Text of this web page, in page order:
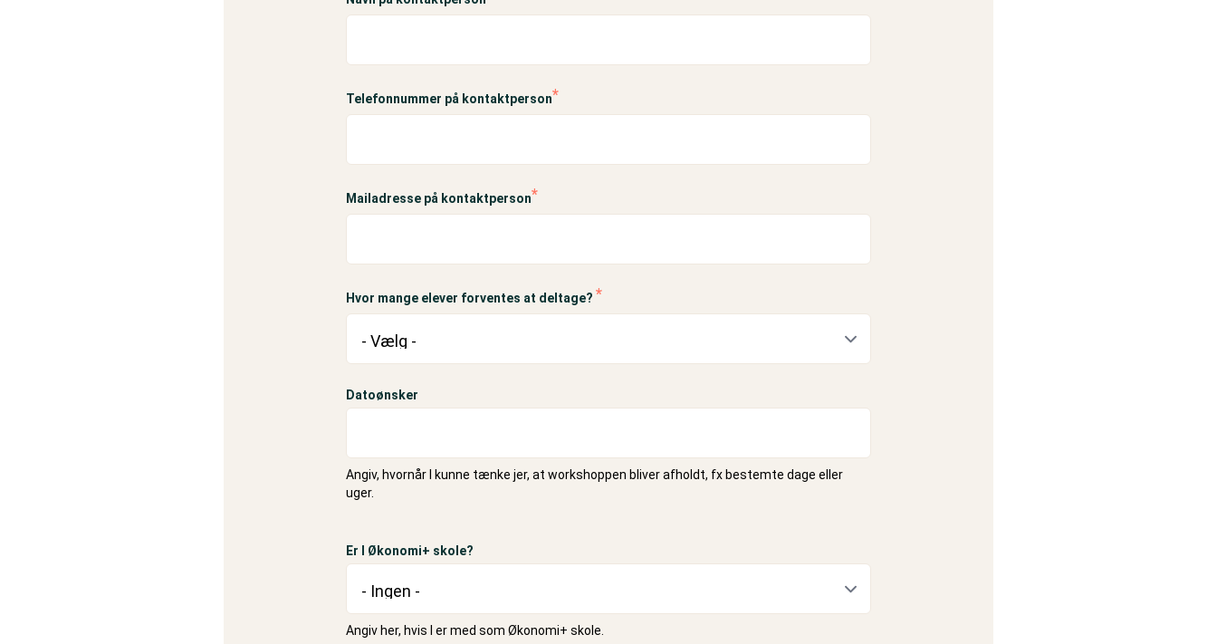
Telefonnummer på kontaktperson
Mailadresse på kontaktperson
Hvor mange elever forventes at deltage?
Datoønsker
Angiv, hvornår I kunne tænke jer, at workshoppen bliver afholdt, fx bestemte dage eller
uger.
Er I Økonomi+ skole?
Angiv her, hvis I er med som Økonomi+ skole.